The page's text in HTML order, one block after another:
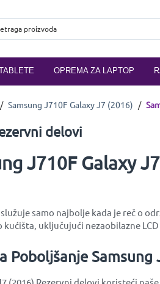
OPREMA ZA LAPTOP
/ Samsung J710F Galaxy J7 (2016) /
delovi
J710F Galaxy
samo najbolje kada je reč
uključujući nezaobilazne
Poboljšanje